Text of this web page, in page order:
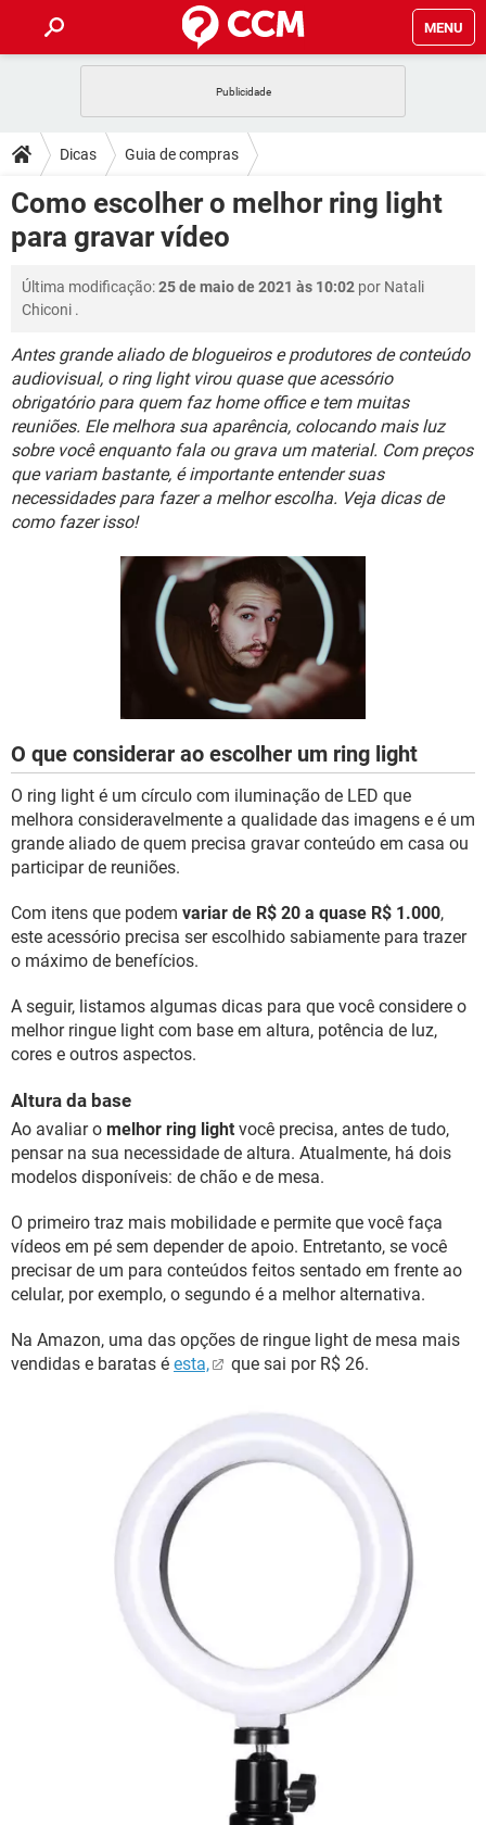
MENU
CELULAR
OUTLOOK EXCEL
INSTAGRAM
DICAS
JOGOS
CELULAR FACEBOOK
OUTLOOK
INSTAGRAM GMAIL
DOWNLOADS
JOGOS
OUTLOOK
INSTAGRAM
GUIA DE COMPRAS
FÓRUM
JOGOS WHATSAPP
OUTLOOK EXCEL
INSTAGRAM GMAIL
GUIA DE COMPRAS
GLOSSÁRIO
JOGOS WHATSAPP
CELULAR FACEBOOK
OUTLOOK EXCEL
INSTAGRAM GMAIL
GUIA DE COMPRAS
Dicas Guia de compras
Como escolher o melhor ring light
para gravar vídeo
Última modificação:25 de maio de 2021 às 10:02 por Natali
Chiconi .
Antes grande aliado de blogueiros e produtores de conteúdo
audiovisual, o ring light virou quase que acessório
obrigatório para quem faz home office e tem muitas
reuniões. Ele melhora sua aparência, colocando mais luz
sobre você enquanto fala ou grava um material. Com preços
que variam bastante, é importante entender suas
necessidades para fazer a melhor escolha. Veja dicas de
como fazer isso!
O que considerar ao escolher um ring light
O ring light é um círculo com iluminação de LED que
melhora consideravelmente a qualidade das imagens e é um
grande aliado de quem precisa gravar conteúdo em casa ou
participar de reuniões.
Com itens que podem variar de R$ 20 a quase R$ 1.000,
este acessório precisa ser escolhido sabiamente para trazer
o máximo de benefícios.
A seguir, listamos algumas dicas para que você considere o
melhor ringue light com base em altura, potência de luz,
cores e outros aspectos.
Altura da base
Ao avaliar o melhor ring light você precisa, antes de tudo,
pensar na sua necessidade de altura. Atualmente, há dois
modelos disponíveis: de chão e de mesa.
O primeiro traz mais mobilidade e permite que você faça
vídeos em pé sem depender de apoio. Entretanto, se você
precisar de um para conteúdos feitos sentado em frente ao
celular, por exemplo, o segundo é a melhor alternativa.
Na Amazon, uma das opções de ringue light de mesa mais
vendidas e baratas é esta, que sai por R$ 26.